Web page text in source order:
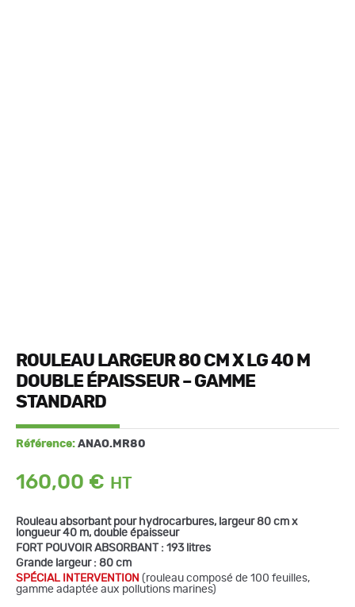
ROULEAU LARGEUR 80 CM X LG 40 M
DOUBLE ÉPAISSEUR – GAMME
STANDARD
Référence: ANAO.MR80
160,00 €
Rouleau absorbant pour hydrocarbures, largeur 80 cm x
longueur 40 m, double épaisseur
FORT POUVOIR ABSORBANT : 193 litres
Grande largeur : 80 cm
S PÉCIAL INTERVENTION (rouleau composé de 100 feuilles,
gamme adaptée aux pollutions marines)